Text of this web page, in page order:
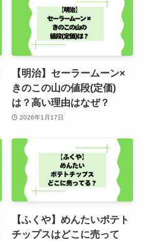
【明治】セーラームーン×
きのこの山の値段(定価)
は？高い理由はなぜ？
2026年1月17日
【ふくや】めんたいポテト
チップスはどこに売って